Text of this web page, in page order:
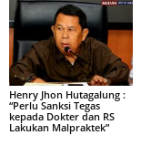
Henry Jhon Hutagalung :
“Perlu Sanksi Tegas
kepada Dokter dan RS
Lakukan Malpraktek”